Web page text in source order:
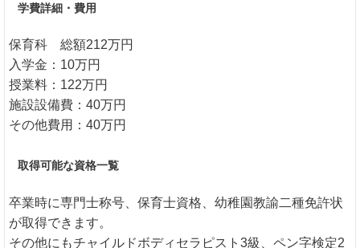
学費詳細・費用
保育科 総額212万円
入学金：10万円
授業料：122万円
施設設備費：40万円
その他費用：40万円
取得可能な資格一覧
卒業時に専門士称号、保育士資格、幼稚園教諭二種免許状
が取得できます。
その他にもチャイルドボディセラピスト3級、ペン字検定2